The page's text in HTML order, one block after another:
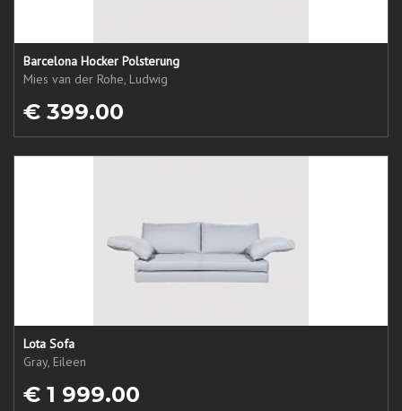
Barcelona Hocker Polsterung
Mies van der Rohe, Ludwig
€ 399.00
Lota Sofa
Gray, Eileen
€ 1 999.00